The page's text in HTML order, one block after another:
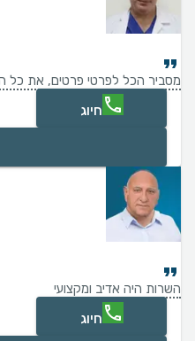
מסביר הכל לפרטי פרטים, את כל
חיוג
השרות היה אדיב ומקצועי
חיוג